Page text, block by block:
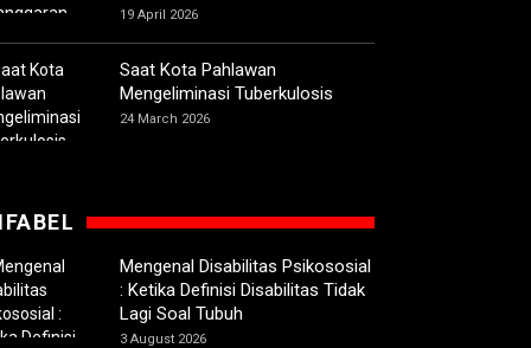
19 April 2026
Saat Kota Pahlawan
Mengeliminasi Tuberkulosis
24 March 2026
Mengenal Disabilitas Psikososial
: Ketika Definisi Disabilitas Tidak
Lagi Soal Tubuh
3 August 2026